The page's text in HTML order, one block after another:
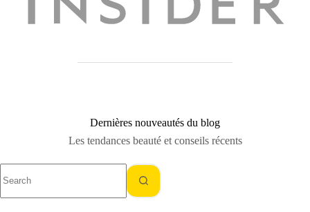
Dernières nouveautés du blog
Les tendances beauté et conseils récents
results